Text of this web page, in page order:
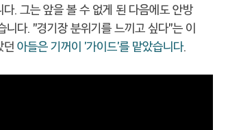
. 그는 앞을 볼 수 없게 된 다음에도 안방
다. "경기장 분위기를 느끼고 싶다"는 이
던 아들은 기꺼이 '가이드'를 맡았습니다.